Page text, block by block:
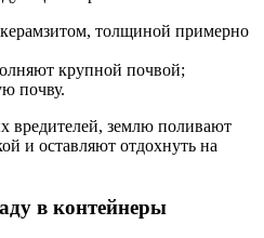
толщиной примерно
крупной почвой;
почву.
вредителей, землю поливают
и оставляют отдохнуть на
в контейнеры